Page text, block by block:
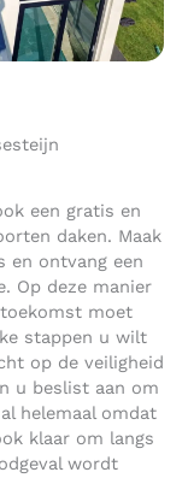
een gratis en
daken. Maak
en ontvang een
Op deze manier
moet
stappen u wilt
op de veiligheid
u beslist aan om
helemaal omdat
klaar om langs
wordt